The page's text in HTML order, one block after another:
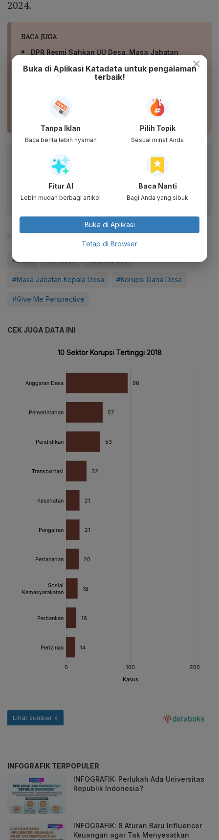
2024.
BACA JUGA
DPR Resmi Sahkan UU Desa, Masa Jabatan
Deretan Janji Capres - Cawapres, Makan Gratis
INFOGRAFIK: Asal Usul Kerugian Rp271 Triliun
Korupsi Timah
Baca artikel ini lewat aplikasi mobile.
Dapatkan pengalaman membaca lebih nyaman dan nikmati
Editor: Aria W. Yudhistira
#Desa
#Masa Jabatan Kepala Desa #Korupsi Dana Desa
#Give Me Perspective
CEK JUGA DATA INI
INFOGRAFIK TERPOPULER
INFOGRAFIK: Perlukah Ada Universitas
Republik Indonesia?
INFOGRAFIK: 8 Aturan Baru Influencer
Keuangan agar Tak Menyesatkan
×
Buka di Aplikasi Katadata untuk pengalaman
terbaik!
Tanpa Iklan
Baca berita lebih nyaman
Pilih Topik
Sesuai minat Anda
Fitur AI
Lebih mudah berbagi artikel
Baca Nanti
Bagi Anda yang sibuk
Buka di Aplikasi
Tetap di Browser